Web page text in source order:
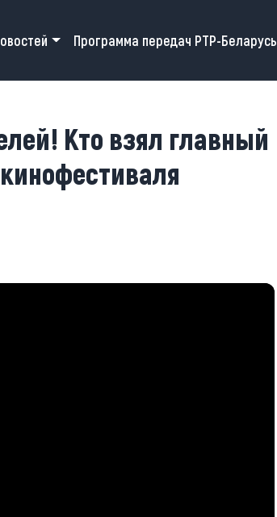
Программа передач РТР-Беларусь
Кто взял главный